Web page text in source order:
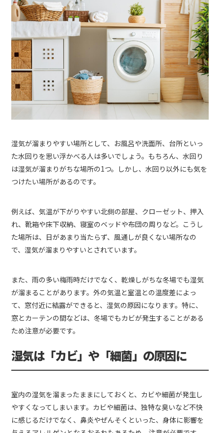
湿気が溜まりやすい場所として、お風呂や洗面所、台所といっ
た水回りを思い浮かべる人は多いでしょう。もちろん、水回り
は湿気が溜まりがちな場所の1つ。しかし、水回り以外にも気を
つけたい場所があるのです。
例えば、気温が下がりやすい北側の部屋、クローゼット、押入
れ、靴箱や床下収納、寝室のベッドや布団の周りなど。こうし
た場所は、日があまり当たらず、風通しが良くない場所なの
で、湿気が溜まりやすいとされています。
また、雨の多い梅雨時だけでなく、乾燥しがちな冬場でも湿気
が溜まることがあります。外の気温と室温との温度差によっ
て、窓付近に結露ができると、湿気の原因になります。特に、
窓とカーテンの間などは、冬場でもカビが発生することがある
ため注意が必要です。
湿気は「カビ」や「細菌」の原因に
室内の湿気を溜まったままにしておくと、カビや細菌が発生し
やすくなってしまいます。カビや細菌は、独特な臭いなど不快
に感じるだけでなく、鼻炎やぜんそくといった、身体に影響を